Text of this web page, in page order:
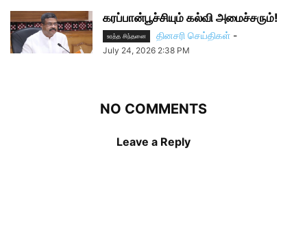
கரப்பான்பூச்சியும் கல்வி அமைச்சரும்!
உரத்த சிந்தனை தினசரி செய்திகள் -
July 24, 2026 2:38 PM
NO COMMENTS
Leave a Reply